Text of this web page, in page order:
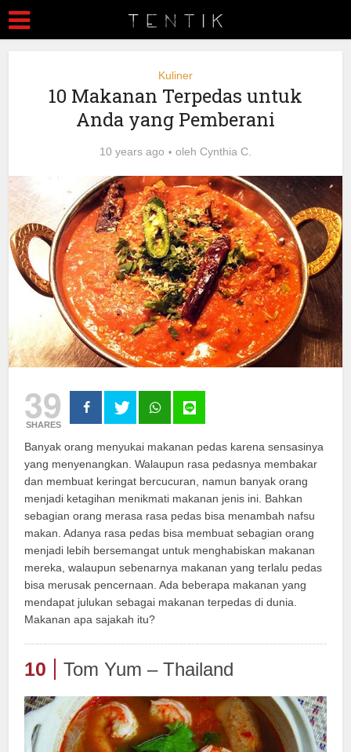
Kuliner
10 Makanan Terpedas untuk
Anda yang Pemberani
10 years ago oleh Cynthia C.
39
SHARES
Banyak orang menyukai makanan pedas karena sensasinya
yang menyenangkan. Walaupun rasa pedasnya membakar
dan membuat keringat bercucuran, namun banyak orang
menjadi ketagihan menikmati makanan jenis ini. Bahkan
sebagian orang merasa rasa pedas bisa menambah nafsu
makan. Adanya rasa pedas bisa membuat sebagian orang
menjadi lebih bersemangat untuk menghabiskan makanan
mereka, walaupun sebenarnya makanan yang terlalu pedas
bisa merusak pencernaan. Ada beberapa makanan yang
mendapat julukan sebagai makanan terpedas di dunia.
Makanan apa sajakah itu?
10 Tom Yum – Thailand